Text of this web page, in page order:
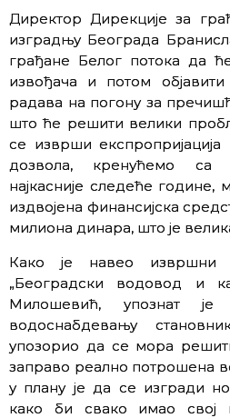
Директор Дирекције за
изградњу Београда
грађане Белог потока да
извођача и потом
радава на погону за
што ће решити велики
се изврши
дозвола, кренућемо са
најкасније следеће
издвојена финансијска
милиона динара, што је
Како је навео
„Београдски водовод и
Милошевић, упознат
водоснабдевању
упозорио да се мора
заправо реално потрошена
у плану је да се изгради
како би свако имао свој